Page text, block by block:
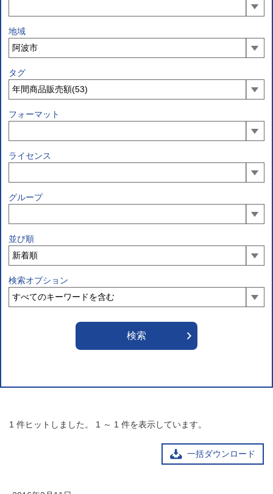
地域
タグ
フォーマット
ライセンス
グループ
並び順
検索オプション
1 件ヒットしました。 1 ～ 1 件を表示しています。
一括ダウンロード